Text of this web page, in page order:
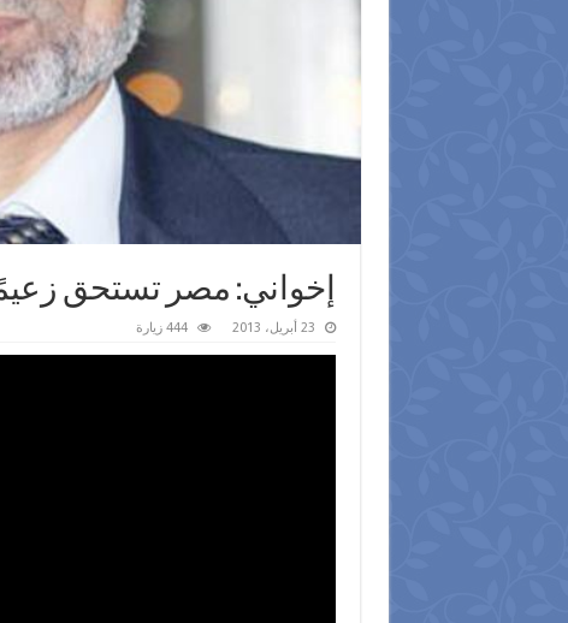
إخواني: مصر تستحق
23 أبريل، 2013 444 زيارة